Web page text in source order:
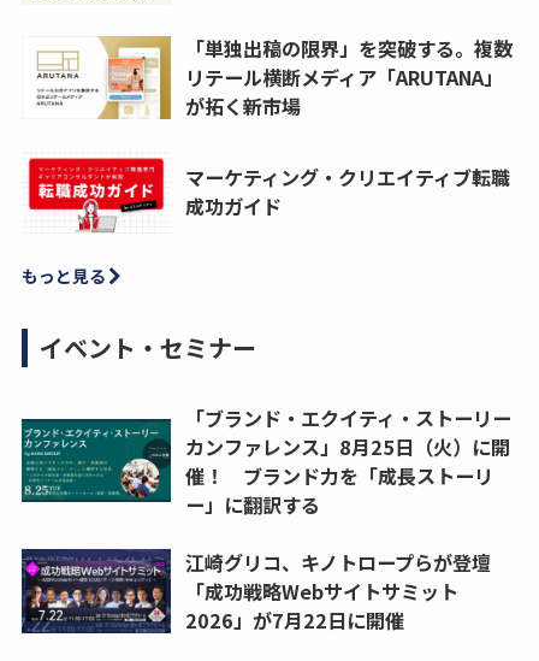
「単独出稿の限界」を突破する。複数
リテール横断メディア「ARUTANA」
が拓く新市場
マーケティング・クリエイティブ転職
成功ガイド
もっと見る
イベント・セミナー
「ブランド・エクイティ・ストーリー
カンファレンス」8月25日（火）に開
催！ ブランド力を「成長ストーリ
ー」に翻訳する
江崎グリコ、キノトロープらが登壇
「成功戦略Webサイトサミット
2026」が7月22日に開催